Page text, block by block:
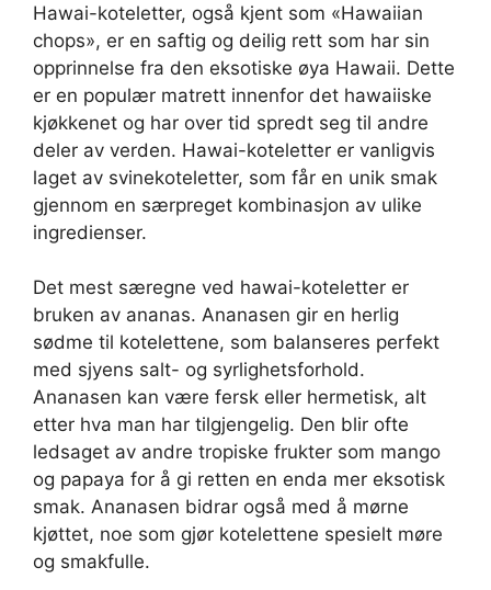
Hawai-koteletter, også kjent som «Hawaiian
chops», er en saftig og deilig rett som har sin
opprinnelse fra den eksotiske øya Hawaii. Dette
er en populær matrett innenfor det hawaiiske
kjøkkenet og har over tid spredt seg til andre
deler av verden. Hawai-koteletter er vanligvis
laget av svinekoteletter, som får en unik smak
gjennom en særpreget kombinasjon av ulike
ingredienser.
Det mest særegne ved hawai-koteletter er
bruken av ananas. Ananasen gir en herlig
sødme til kotelettene, som balanseres perfekt
med sjyens salt- og syrlighetsforhold.
Ananasen kan være fersk eller hermetisk, alt
etter hva man har tilgjengelig. Den blir ofte
ledsaget av andre tropiske frukter som mango
og papaya for å gi retten en enda mer eksotisk
smak. Ananasen bidrar også med å mørne
kjøttet, noe som gjør kotelettene spesielt møre
og smakfulle.